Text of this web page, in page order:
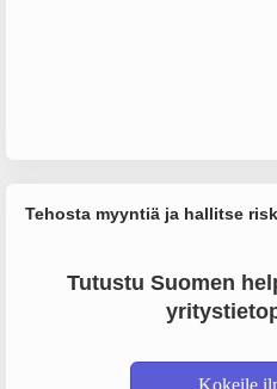
Tehosta myyntiä ja hallitse
Tutustu Suomen
Kokeile